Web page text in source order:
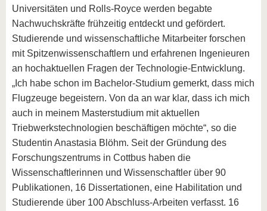
Universitäten und Rolls-Royce werden begabte
Nachwuchskräfte frühzeitig entdeckt und gefördert.
Studierende und wissenschaftliche Mitarbeiter forschen
mit Spitzenwissenschaftlern und erfahrenen Ingenieuren
an hochaktuellen Fragen der Technologie-Entwicklung.
„Ich habe schon im Bachelor-Studium gemerkt, dass mich
Flugzeuge begeistern. Von da an war klar, dass ich mich
auch in meinem Masterstudium mit aktuellen
Triebwerkstechnologien beschäftigen möchte“, so die
Studentin Anastasia Blöhm. Seit der Gründung des
Forschungszentrums in Cottbus haben die
Wissenschaftlerinnen und Wissenschaftler über 90
Publikationen, 16 Dissertationen, eine Habilitation und
Studierende über 100 Abschluss-Arbeiten verfasst. 16